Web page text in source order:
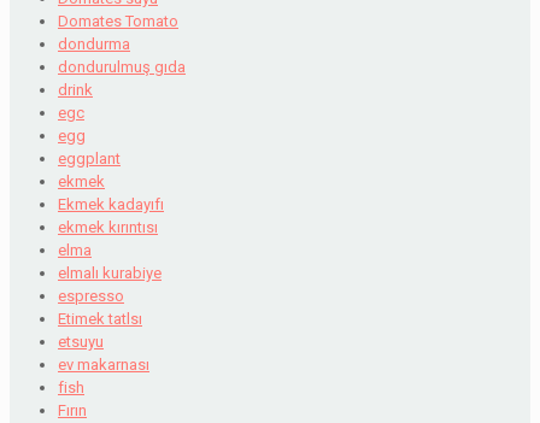
Domates Tomato
dondurma
dondurulmuş gıda
drink
egc
egg
eggplant
ekmek
Ekmek kadayıfı
ekmek kırıntısı
elma
elmalı kurabiye
espresso
Etimek tatlsı
etsuyu
ev makarnası
fish
Fırın